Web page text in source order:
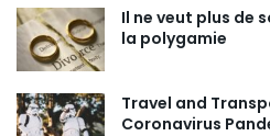
Il ne veut plus de
la polygamie
Travel and
Coronavirus